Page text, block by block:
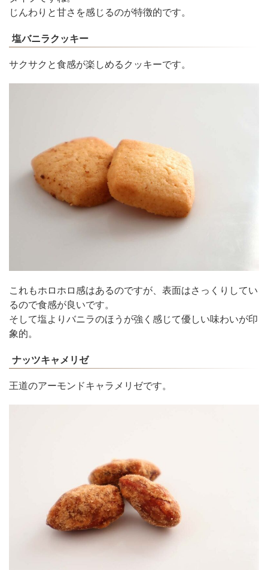
じんわりと甘さを感じるのが特徴的です。
塩バニラクッキー
サクサクと食感が楽しめるクッキーです。
これもホロホロ感はあるのですが、表面はさっくりしてい
るので食感が良いです。
そして塩よりバニラのほうが強く感じて優しい味わいが印
象的。
ナッツキャメリゼ
王道のアーモンドキャラメリゼです。